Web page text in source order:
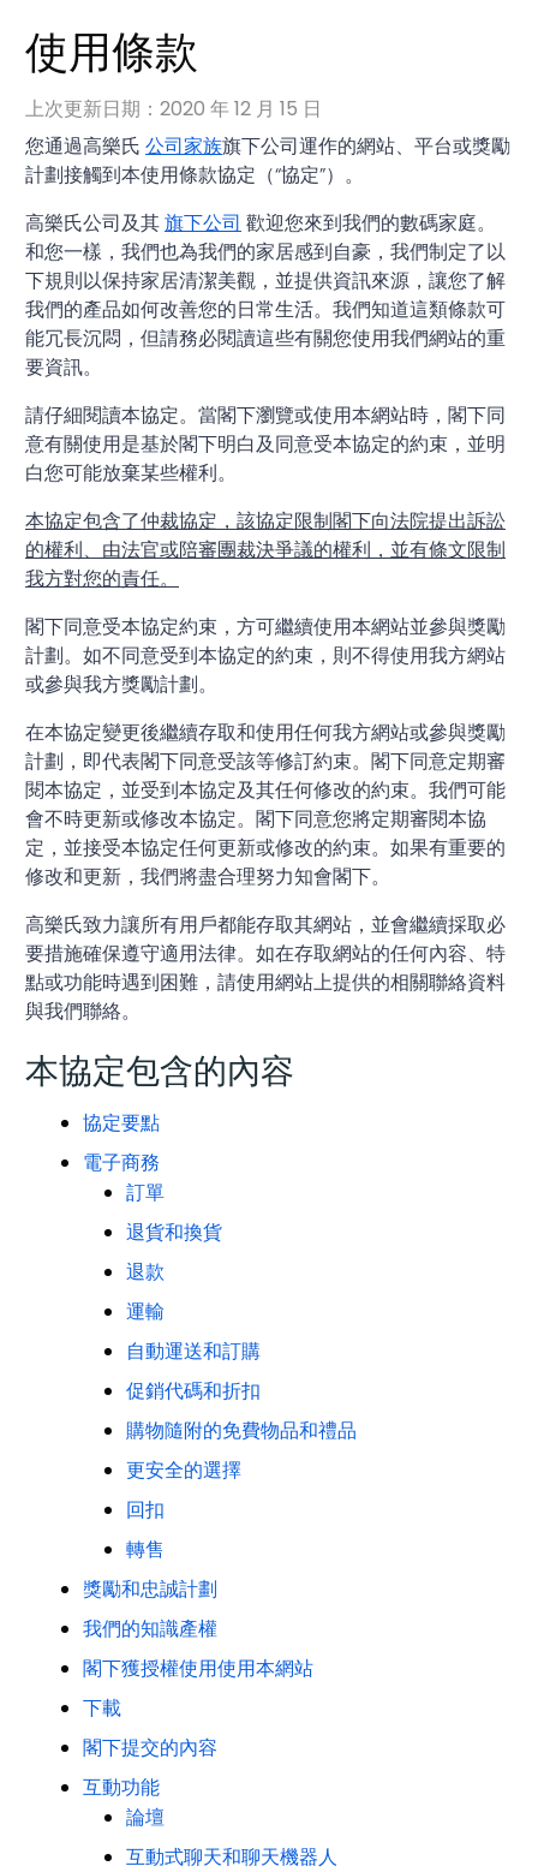
使用條款
上次更新日期：2020 年 12 月 15 日
您通過高樂氏 公司家族旗下公司運作的網站、平台或獎勵
計劃接觸到本使用條款協定（“協定”）。
高樂氏公司及其旗下公司 歡迎您來到我們的數碼家庭。
和您一樣，我們也為我們的家居感到自豪，我們制定了以
下規則以保持家居清潔美觀，並提供資訊來源，讓您了解
我們的產品如何改善您的日常生活。我們知道這類條款可
能冗長沉悶，但請務必閱讀這些有關您使用我們網站的重
要資訊。
請仔細閱讀本協定。當閣下瀏覽或使用本網站時，閣下同
意有關使用是基於閣下明白及同意受本協定的約束，並明
白您可能放棄某些權利。
本協定包含了仲裁協定，該協定限制閣下向法院提出訴訟
的權利、由法官或陪審團裁決爭議的權利，並有條文限制
我方對您的責任。
閣下同意受本協定約束，方可繼續使用本網站並參與獎勵
計劃。如不同意受到本協定的約束，則不得使用我方網站
或參與我方獎勵計劃。
在本協定變更後繼續存取和使用任何我方網站或參與獎勵
計劃，即代表閣下同意受該等修訂約束。閣下同意定期審
閱本協定，並受到本協定及其任何修改的約束。我們可能
會不時更新或修改本協定。閣下同意您將定期審閱本協
定，並接受本協定任何更新或修改的約束。如果有重要的
修改和更新，我們將盡合理努力知會閣下。
高樂氏致力讓所有用戶都能存取其網站，並會繼續採取必
要措施確保遵守適用法律。如在存取網站的任何內容、特
點或功能時遇到困難，請使用網站上提供的相關聯絡資料
與我們聯絡。
本協定包含的內容
協定要點
電子商務
訂單
退貨和換貨
退款
運輸
自動運送和訂購
促銷代碼和折扣
購物隨附的免費物品和禮品
更安全的選擇
回扣
轉售
獎勵和忠誠計劃
我們的知識產權
閣下獲授權使用使用本網站
下載
閣下提交的內容
互動功能
論壇
互動式聊天和聊天機器人